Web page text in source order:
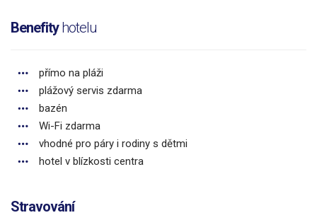
Benefityhotelu
přímo na pláži
plážový servis zdarma
bazén
Wi-Fi zdarma
vhodné pro páry i rodiny s dětmi
hotel v blízkosti centra
Stravování